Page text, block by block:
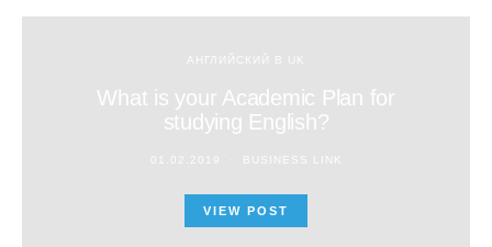
АНГЛИЙСКИЙ В UK
What is your Academic Plan for
studying English?
01.02.2019 BUSINESS LINK
VIEW POST